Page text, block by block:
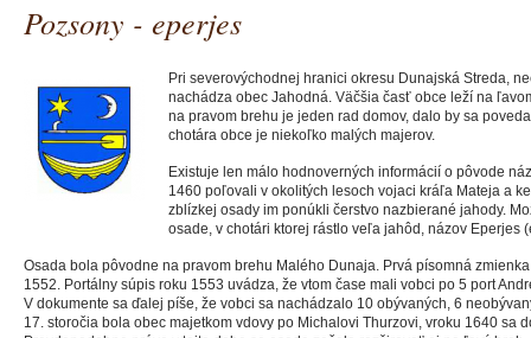
Pozsony - eperjes
Pri severovýchodnej hranici okresu Dunajská Streda,
nachádza obec Jahodná. Väčšia časť obce leží na
na pravom brehu je jeden rad domov, dalo by sa
chotára obce je niekoľko malých majerov.
Existuje len málo hodnoverných informácií o pôvode
1460 poľovali v okolitých lesoch vojaci kráľa Mateja a
zblízkej osady im ponúkli čerstvo nazbierané jahody.
osade, v chotári ktorej rástlo veľa jahôd, názov Eperjes
Osada bola pôvodne na pravom brehu Malého Dunaja. Prvá písomná
1552. Portálny súpis roku 1553 uvádza, že vtom čase mali vobci po 5 port
V dokumente sa ďalej píše, že vobci sa nachádzalo 10 obývaných, 6
17. storočia bola obec majetkom vdovy po Michalovi Thurzovi, vroku 1640 sa